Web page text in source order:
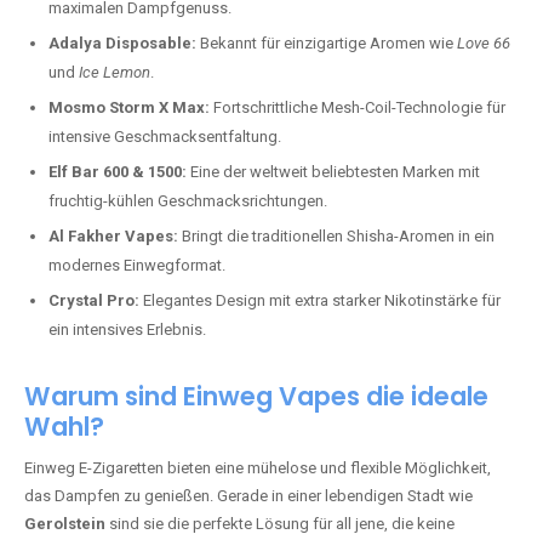
maximalen Dampfgenuss.
Adalya Disposable: Bekannt für einzigartige Aromen wie Love 66
und Ice Lemon.
Mosmo Storm X Max: Fortschrittliche Mesh-Coil-Technologie für
intensive Geschmacksentfaltung.
Elf Bar 600 & 1500: Eine der weltweit beliebtesten Marken mit
fruchtig-kühlen Geschmacksrichtungen.
Al Fakher Vapes: Bringt die traditionellen Shisha-Aromen in ein
modernes Einwegformat.
Crystal Pro: Elegantes Design mit extra starker Nikotinstärke für
ein intensives Erlebnis.
Warum sind Einweg Vapes die ideale
Wahl?
Einweg E-Zigaretten bieten eine mühelose und flexible Möglichkeit,
das Dampfen zu genießen. Gerade in einer lebendigen Stadt wie
Gerolstein sind sie die perfekte Lösung für all jene, die keine